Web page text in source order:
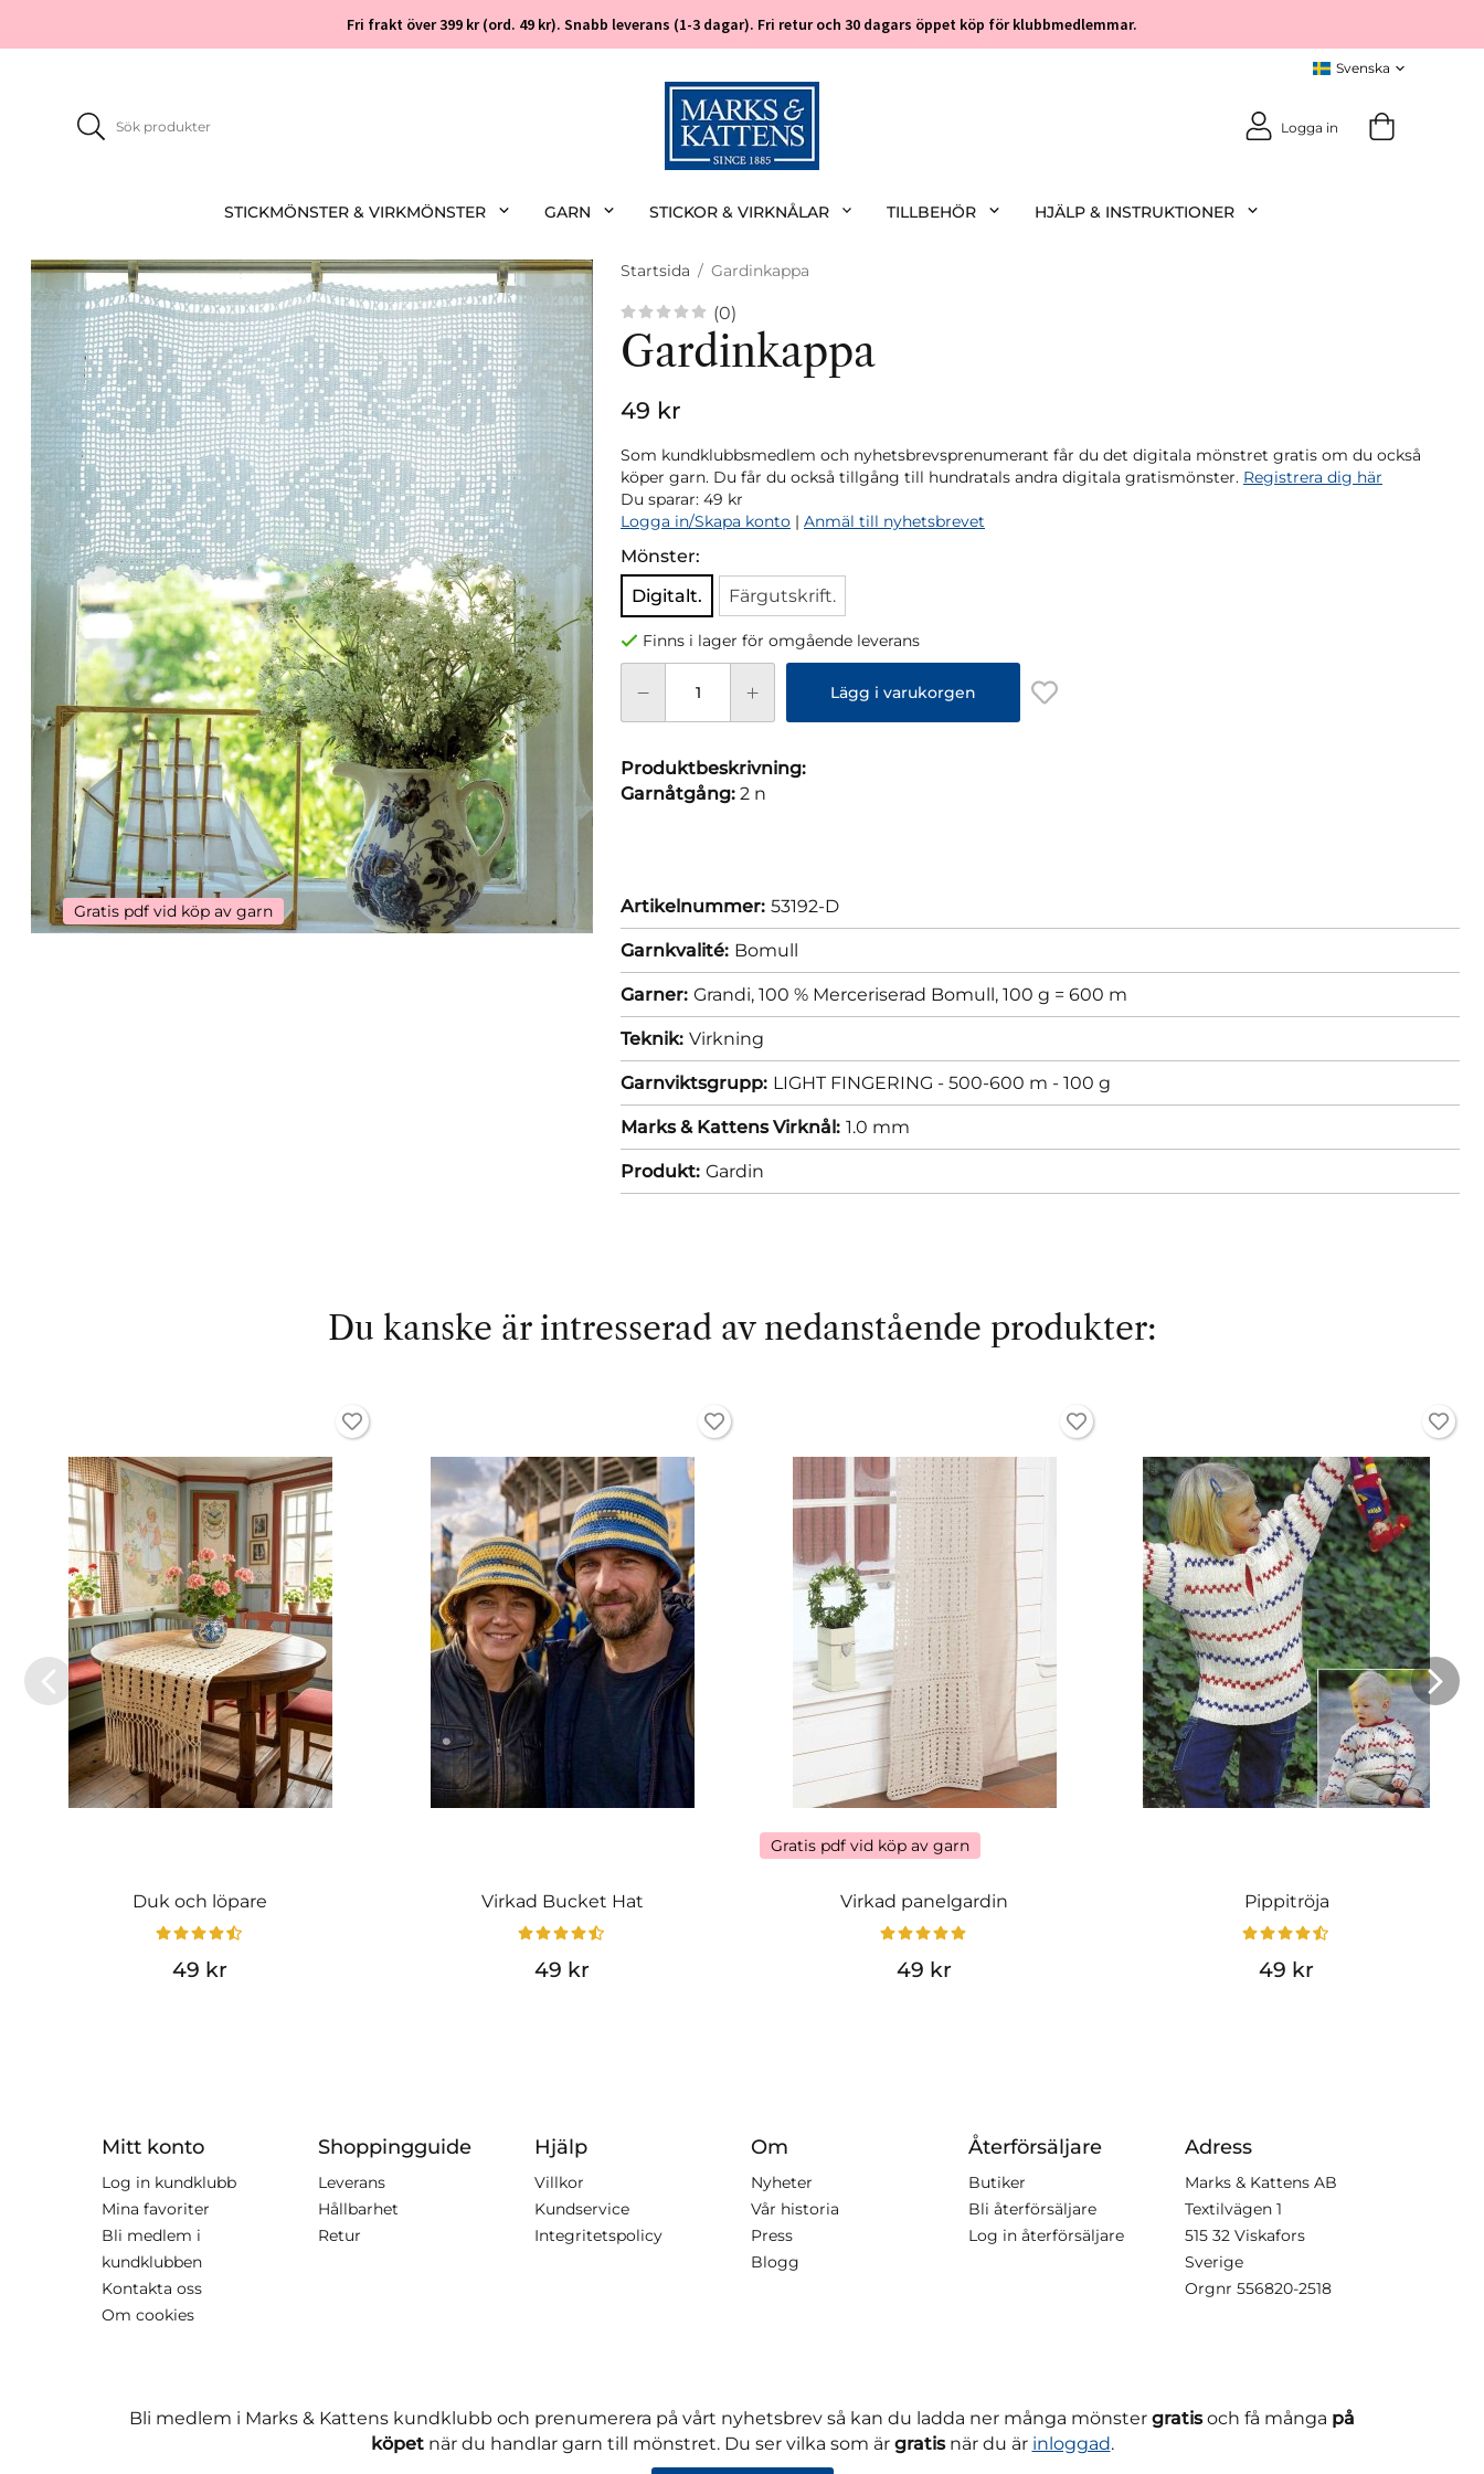
Fri frakt över 399 kr (ord. 49 kr). Snabb leverans (1-3 dagar). Fri retur och 30 dagars öppet köp för klubbmedlemmar.
Logga in
STICKMÖNSTER & VIRKMÖNSTER GARN STICKOR & VIRKNÅLAR TILLBEHÖR HJÄLP & INSTRUKTIONER
Gratis pdf vid köp av garn
Startsida / Gardinkappa
(0)
Gardinkappa
49 kr
Som kundklubbsmedlem och nyhetsbrevsprenumerant får du det digitala mönstret gratis om du också
köper garn. Du får du också tillgång till hundratals andra digitala gratismönster. Registrera dig här
Du sparar: 49 kr
Logga in/Skapa konto | Anmäl till nyhetsbrevet
Mönster:
Digitalt.
Färgutskrift.
Finns i lager för omgående leverans
Lägg i varukorgen
Produktbeskrivning:
Garnåtgång: 2 n
Artikelnummer: 53192-D
Garnkvalité: Bomull
Garner: Grandi, 100 % Merceriserad Bomull, 100 g = 600 m
Teknik: Virkning
Garnviktsgrupp: LIGHT FINGERING - 500-600 m - 100 g
Marks & Kattens Virknål: 1.0 mm
Produkt: Gardin
Du kanske är intresserad av nedanstående produkter:
Duk och löpare
49 kr
Virkad Bucket Hat
49 kr
Gratis pdf vid köp av garn
Virkad panelgardin
49 kr
Pippitröja
49 kr
Mitt konto
Log in kundklubb
Mina favoriter
Bli medlem i
kundklubben
Kontakta oss
Om cookies
Shoppingguide
Leverans
Hållbarhet
Retur
Hjälp
Villkor
Kundservice
Integritetspolicy
Om
Nyheter
Vår historia
Press
Blogg
Återförsäljare
Butiker
Bli återförsäljare
Log in återförsäljare
Adress
Marks & Kattens AB
Textilvägen 1
515 32 Viskafors
Sverige
Orgnr 556820-2518
Bli medlem i Marks & Kattens kundklubb och prenumerera på vårt nyhetsbrev så kan du ladda ner många mönster gratisoch få många på
köpetnär du handlar garn till mönstret. Du ser vilka som är gratisnär du är inloggad.